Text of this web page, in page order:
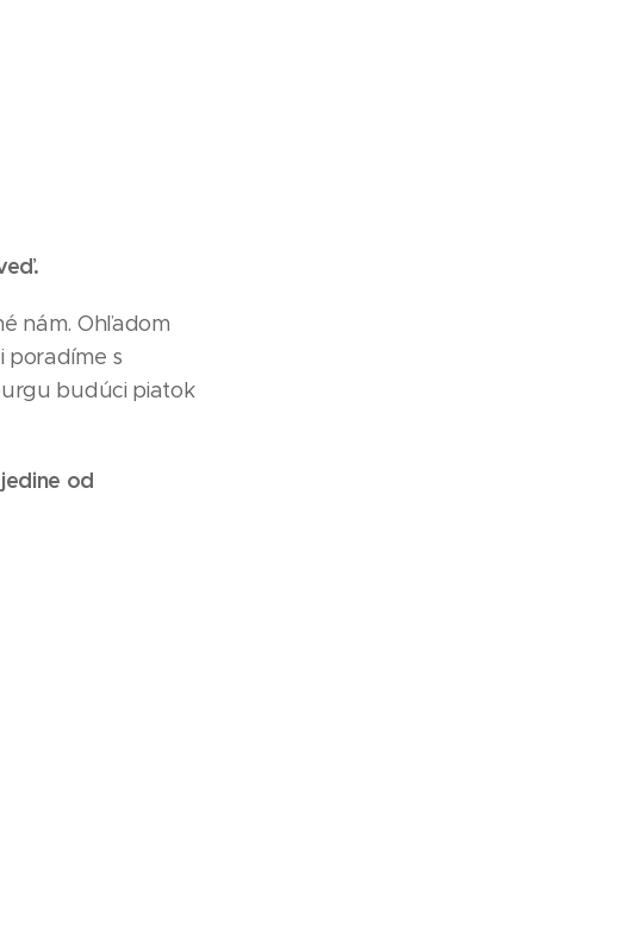
nám. Ohľadom
poradíme s
budúci piatok
od